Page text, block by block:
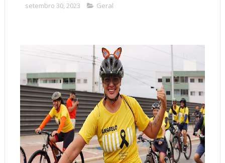
setembro 30, 2023 Geral